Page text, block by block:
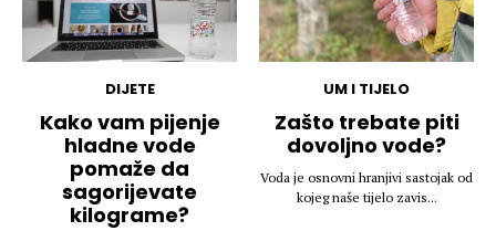
DIJETE
Kako vam pijenje
hladne vode
pomaže da
sagorijevate
kilograme?
UM I TIJELO
Zašto trebate piti
dovoljno vode?
Voda je osnovni hranjivi sastojak od
kojeg naše tijelo zavis...